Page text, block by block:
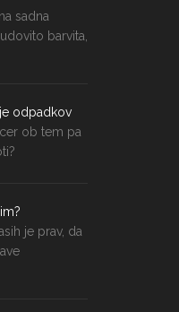
sadna
barvita,
odpadkov
ob tem pa
je prav, da